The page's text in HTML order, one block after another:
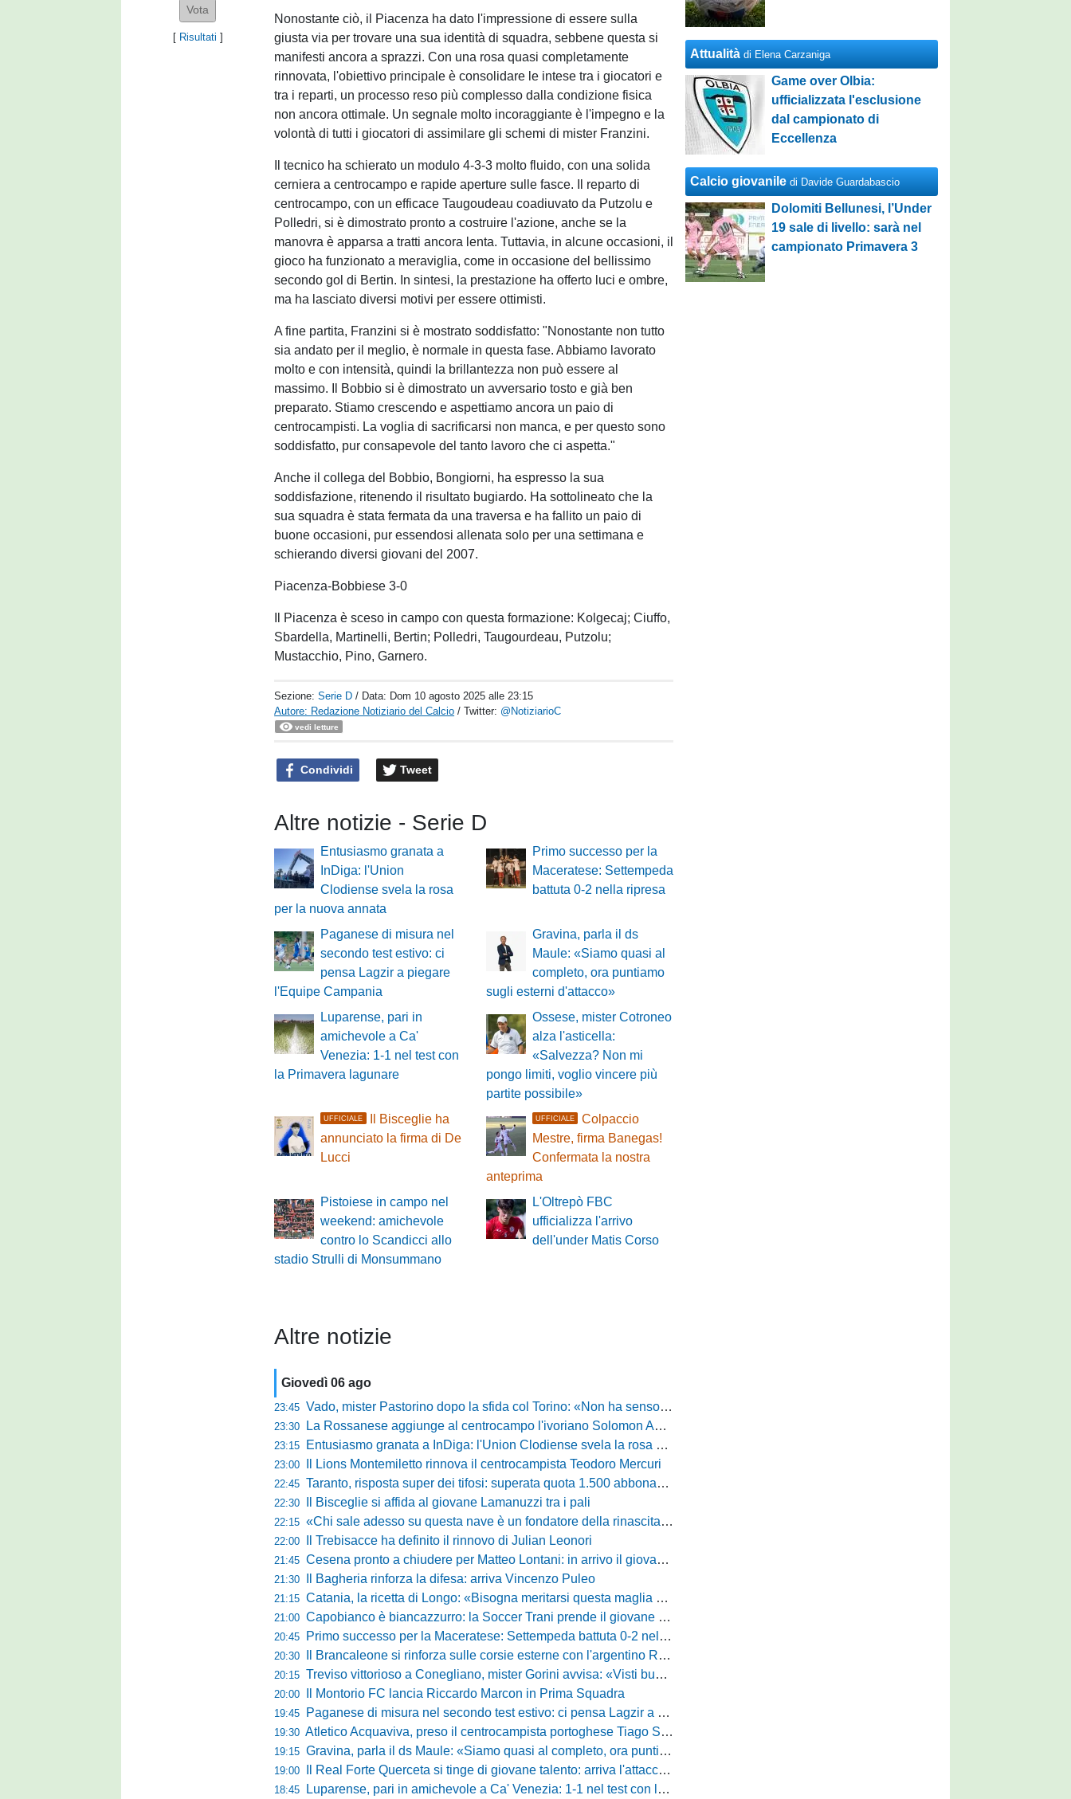
[ Risultati ]
Nonostante ciò, il Piacenza ha dato l'impressione di essere sulla
giusta via per trovare una sua identità di squadra, sebbene questa si
manifesti ancora a sprazzi. Con una rosa quasi completamente
rinnovata, l'obiettivo principale è consolidare le intese tra i giocatori e
tra i reparti, un processo reso più complesso dalla condizione fisica
non ancora ottimale. Un segnale molto incoraggiante è l'impegno e la
volontà di tutti i giocatori di assimilare gli schemi di mister Franzini.
Il tecnico ha schierato un modulo 4-3-3 molto fluido, con una solida
cerniera a centrocampo e rapide aperture sulle fasce. Il reparto di
centrocampo, con un efficace Taugoudeau coadiuvato da Putzolu e
Polledri, si è dimostrato pronto a costruire l'azione, anche se la
manovra è apparsa a tratti ancora lenta. Tuttavia, in alcune occasioni, il
gioco ha funzionato a meraviglia, come in occasione del bellissimo
secondo gol di Bertin. In sintesi, la prestazione ha offerto luci e ombre,
ma ha lasciato diversi motivi per essere ottimisti.
A fine partita, Franzini si è mostrato soddisfatto: "Nonostante non tutto
sia andato per il meglio, è normale in questa fase. Abbiamo lavorato
molto e con intensità, quindi la brillantezza non può essere al
massimo. Il Bobbio si è dimostrato un avversario tosto e già ben
preparato. Stiamo crescendo e aspettiamo ancora un paio di
centrocampisti. La voglia di sacrificarsi non manca, e per questo sono
soddisfatto, pur consapevole del tanto lavoro che ci aspetta."
Anche il collega del Bobbio, Bongiorni, ha espresso la sua
soddisfazione, ritenendo il risultato bugiardo. Ha sottolineato che la
sua squadra è stata fermata da una traversa e ha fallito un paio di
buone occasioni, pur essendosi allenata solo per una settimana e
schierando diversi giovani del 2007.
Piacenza-Bobbiese 3-0
Il Piacenza è sceso in campo con questa formazione: Kolgecaj; Ciuffo,
Sbardella, Martinelli, Bertin; Polledri, Taugourdeau, Putzolu;
Mustacchio, Pino, Garnero.
Sezione:Serie D / Data: Dom 10 agosto 2025 alle 23:15
Autore: Redazione Notiziario del Calcio / Twitter: @NotiziarioC
vedi letture
Condividi Tweet
Altre notizie - Serie D
Entusiasmo granata a
InDiga: l'Union
Clodiense svela la rosa
per la nuova annata
Primo successo per la
Maceratese: Settempeda
battuta 0-2 nella ripresa
Paganese di misura nel
secondo test estivo: ci
pensa Lagzir a piegare
l'Equipe Campania
Gravina, parla il ds
Maule: «Siamo quasi al
completo, ora puntiamo
sugli esterni d'attacco»
Luparense, pari in
amichevole a Ca'
Venezia: 1-1 nel test con
la Primavera lagunare
Ossese, mister Cotroneo
alza l'asticella:
«Salvezza? Non mi
pongo limiti, voglio vincere più
partite possibile»
UFFICIALE
Il Bisceglie ha
annunciato la firma di De
Lucci
UFFICIALE
Colpaccio
Mestre, firma Banegas!
Confermata la nostra
anteprima
Pistoiese in campo nel
weekend: amichevole
contro lo Scandicci allo
stadio Strulli di Monsummano
L'Oltrepò FBC
ufficializza l'arrivo
dell'under Matis Corso
Altre notizie
Giovedì 06 ago
23:45 Vado, mister Pastorino dopo la sfida col Torino: «Non ha senso chiudersi e fare le barricate»
23:30 La Rossanese aggiunge al centrocampo l'ivoriano Solomon Andrews Manu
23:15 Entusiasmo granata a InDiga: l'Union Clodiense svela la rosa per la nuova annata
23:00 Il Lions Montemiletto rinnova il centrocampista Teodoro Mercuri
22:45 Taranto, risposta super dei tifosi: superata quota 1.500 abbonamenti
22:30 Il Bisceglie si affida al giovane Lamanuzzi tra i pali
22:15 «Chi sale adesso su questa nave è un fondatore della rinascita»: Davis carica l'ambiente Messina
22:00 Il Trebisacce ha definito il rinnovo di Julian Leonori
21:45 Cesena pronto a chiudere per Matteo Lontani: in arrivo il giovane talento dello Spezia
21:30 Il Bagheria rinforza la difesa: arriva Vincenzo Puleo
21:15 Catania, la ricetta di Longo: «Bisogna meritarsi questa maglia ogni singolo giorno»
21:00 Capobianco è biancazzurro: la Soccer Trani prende il giovane attaccante ex Monopoli
20:45 Primo successo per la Maceratese: Settempeda battuta 0-2 nella ripresa
20:30 Il Brancaleone si rinforza sulle corsie esterne con l'argentino Rotela
20:15 Treviso vittorioso a Conegliano, mister Gorini avvisa: «Visti buoni spunti, ma c'è ancora tanto da lavorare»
20:00 Il Montorio FC lancia Riccardo Marcon in Prima Squadra
19:45 Paganese di misura nel secondo test estivo: ci pensa Lagzir a piegare l'Equipe Campania
19:30 Atletico Acquaviva, preso il centrocampista portoghese Tiago Santos
19:15 Gravina, parla il ds Maule: «Siamo quasi al completo, ora puntiamo sugli esterni d'attacco»
19:00 Il Real Forte Querceta si tinge di giovane talento: arriva l'attaccante Lucchesi
18:45 Luparense, pari in amichevole a Ca' Venezia: 1-1 nel test con la Primavera lagunare
Attualità di Elena Carzaniga
Game over Olbia:
ufficializzata l'esclusione
dal campionato di
Eccellenza
Calcio giovanile di Davide Guardabascio
Dolomiti Bellunesi, l’Under
19 sale di livello: sarà nel
campionato Primavera 3